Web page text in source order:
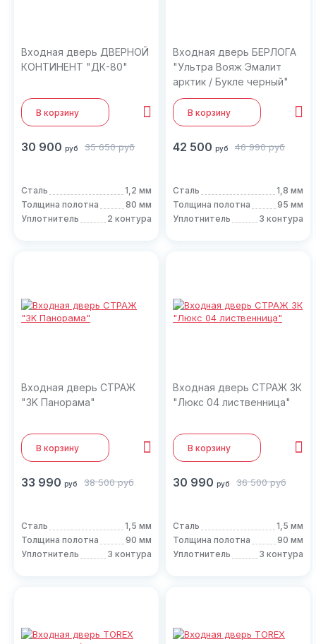
Входная дверь ДВЕРНОЙ
КОНТИНЕНТ "ДК-80"
В корзину
30 900 руб 35 650 руб
Сталь
1,2 мм
Толщина полотна
80 мм
Уплотнитель
2 контура
Входная дверь БЕРЛОГА
"Ультра Вояж Эмалит
арктик / Букле черный"
В корзину
42 500 руб 46 990 руб
Сталь
1,8 мм
Толщина полотна
95 мм
Уплотнитель
3 контура
Входная дверь СТРАЖ
"3K Панорама"
В корзину
33 990 руб 38 500 руб
Сталь
1,5 мм
Толщина полотна
90 мм
Уплотнитель
3 контура
Входная дверь СТРАЖ 3К
"Люкс 04 лиственница"
В корзину
30 990 руб 36 500 руб
Сталь
1,5 мм
Толщина полотна
90 мм
Уплотнитель
3 контура